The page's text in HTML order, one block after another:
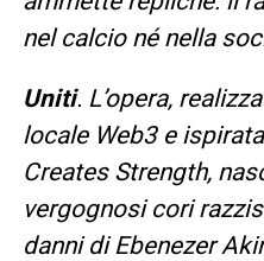
nel calcio né nella
Uniti. L’opera,
locale Web3 e
Creates Strength,
vergognosi cori
danni di Ebenezer